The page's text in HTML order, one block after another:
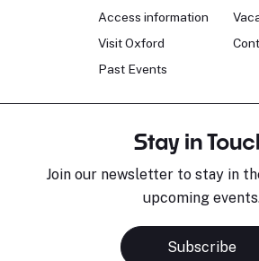
Access information
Visit Oxford
Past Events
Stay in
Join our newsletter to stay in
upcoming
Subscribe